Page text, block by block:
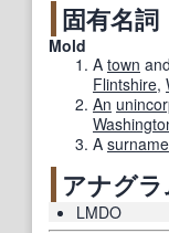
固有名詞
Mold
A town and
Flintshire,
An
A surname
アナグ
LMDO